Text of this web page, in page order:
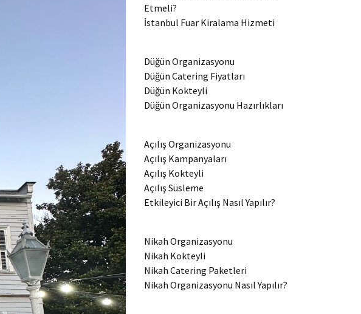
Etmeli?
İstanbul Fuar Kiralama Hizmeti
Düğün Organizasyonu
Düğün Catering Fiyatları
Düğün Kokteyli
Düğün Organizasyonu Hazırlıkları
Açılış Organizasyonu
Açılış Kampanyaları
Açılış Kokteyli
Açılış Süsleme
Etkileyici Bir Açılış Nasıl Yapılır?
Nikah Organizasyonu
Nikah Kokteyli
Nikah Catering Paketleri
Nikah Organizasyonu Nasıl Yapılır?